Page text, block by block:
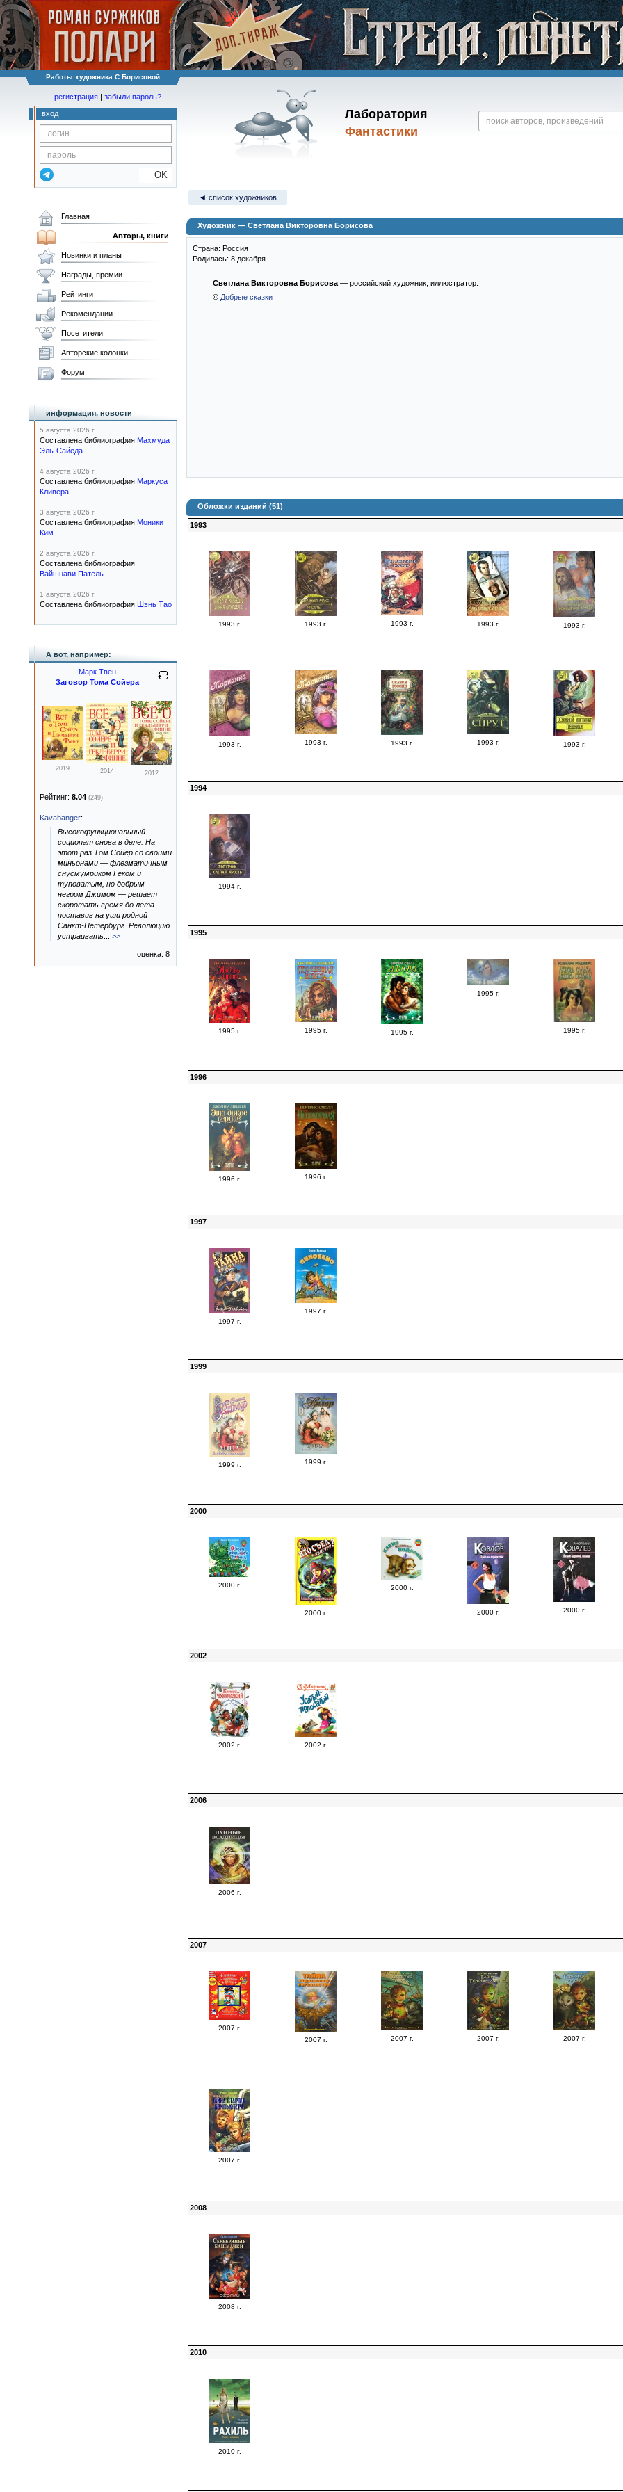
Работы художника С Борисовой
Лаборатория
Фантастики
регистрация | забыли пароль?
вход
OK
◄ список художников
Художник — Светлана Викторовна Борисова
Страна: Россия
Родилась: 8 декабря
Светлана Викторовна Борисова— российский художник, иллюстратор.
© Добрые сказки
Обложки изданий (51)
1993
1993 г. 1993 г. 1993 г. 1993 г. 1993 г.
1993 г. 1993 г. 1993 г. 1993 г. 1993 г.
1994
1994 г.
1995
1995 г. 1995 г. 1995 г.
1995 г.
1995 г.
1996
1996 г. 1996 г.
1997
1997 г.
1997 г.
1999
1999 г. 1999 г.
2000
2000 г.
2000 г.
2000 г.
2000 г. 2000 г.
2002
2002 г. 2002 г.
2006
2006 г.
2007
2007 г.
2007 г.
2007 г. 2007 г. 2007 г.
2007 г.
2008
2008 г.
2010
2010 г.
Главная
Авторы, книги
Новинки и планы
Награды, премии
Рейтинги
Рекомендации
Посетители
Авторские колонки
Форум
информация, новости
5 августа 2026 г.
Составлена библиография Махмуда
Эль-Сайеда
4 августа 2026 г.
Составлена библиография Маркуса
Кливера
3 августа 2026 г.
Составлена библиография Моники
Ким
2 августа 2026 г.
Составлена библиография
Вайшнави Патель
1 августа 2026 г.
Составлена библиография Шэнь Тао
А вот, например:
Марк Твен
Заговор Тома Сойера
2019 2014 2012
Рейтинг: 8.04 (249)
Kavabanger:
Высокофункциональный
социопат снова в деле. На
этот раз Том Сойер со своими
миньонами — флегматичным
снусмумриком Геком и
туповатым, но добрым
негром Джимом — решает
скоротать время до лета
поставив на уши родной
Санкт-Петербург. Революцию
устраивать
>>
оценка: 8